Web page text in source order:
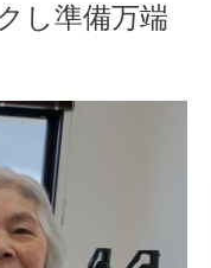
し準備万端